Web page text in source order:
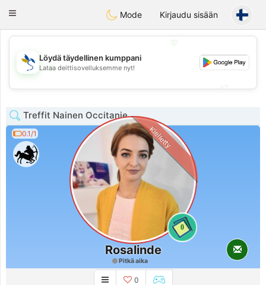
SvenskaDating
Toggle
Mode Kirjaudu sisään
💖
💕
Löydä täydellinen kumppani
Lataa deittisovelluksemme nyt!
Treffit Nainen Occitanie
0.1/1
0
Kielletty
Rosalinde
Pitkä aika
0